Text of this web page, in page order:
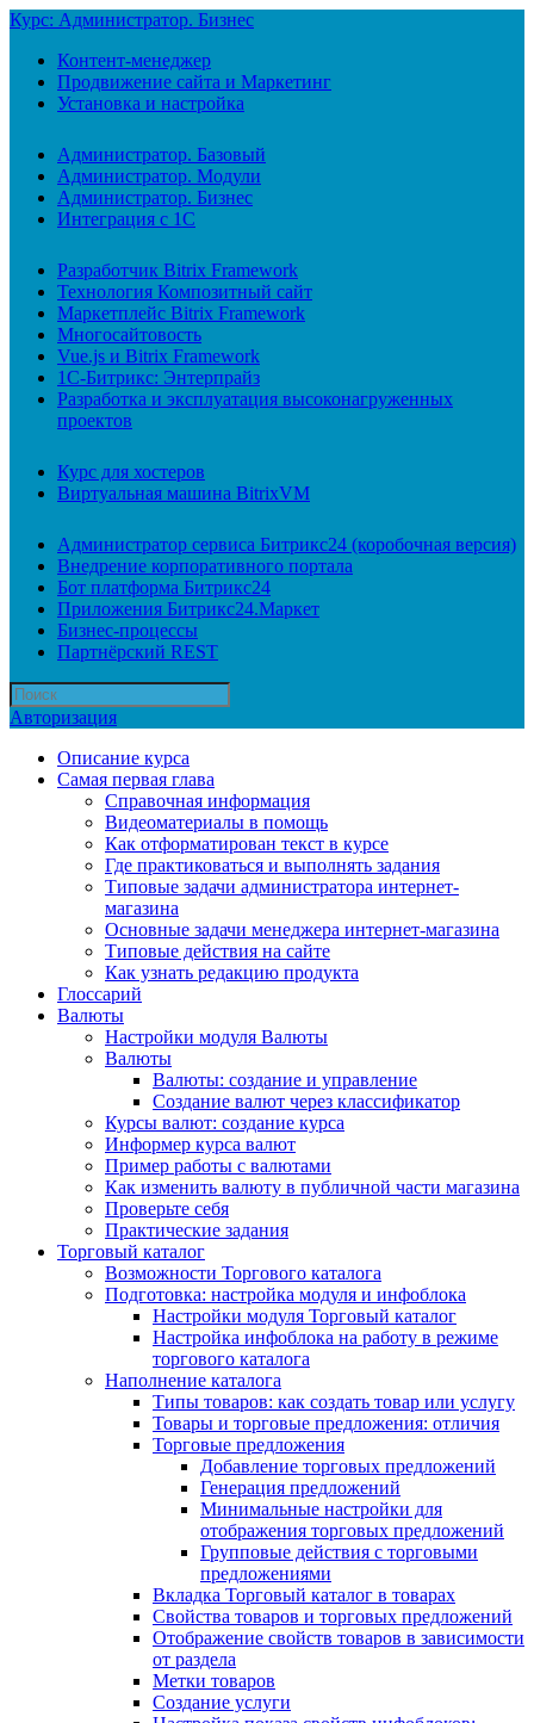
Курс: Администратор. Бизнес
Контент-менеджер
Продвижение сайта и Маркетинг
Установка и настройка
Администратор. Базовый
Администратор. Модули
Администратор. Бизнес
Интеграция с 1С
Разработчик Bitrix Framework
Технология Композитный сайт
Маркетплейс Bitrix Framework
Многосайтовость
Vue.js и Bitrix Framework
1С-Битрикс: Энтерпрайз
Разработка и эксплуатация высоконагруженных
проектов
Курс для хостеров
Виртуальная машина BitrixVM
Администратор сервиса Битрикс24 (коробочная версия)
Внедрение корпоративного портала
Бот платформа Битрикс24
Приложения Битрикс24.Маркет
Бизнес-процессы
Партнёрский REST
Авторизация
Описание курса
Самая первая глава
Справочная информация
Видеоматериалы в помощь
Как отформатирован текст в курсе
Где практиковаться и выполнять задания
Типовые задачи администратора интернет-
магазина
Основные задачи менеджера интернет-магазина
Типовые действия на сайте
Как узнать редакцию продукта
Глоссарий
Валюты
Настройки модуля Валюты
Валюты
Валюты: создание и управление
Создание валют через классификатор
Курсы валют: создание курса
Информер курса валют
Пример работы с валютами
Как изменить валюту в публичной части магазина
Проверьте себя
Практические задания
Торговый каталог
Возможности Торгового каталога
Подготовка: настройка модуля и инфоблока
Настройки модуля Торговый каталог
Настройка инфоблока на работу в режиме
торгового каталога
Наполнение каталога
Типы товаров: как создать товар или услугу
Товары и торговые предложения: отличия
Торговые предложения
Добавление торговых предложений
Генерация предложений
Минимальные настройки для
отображения торговых предложений
Групповые действия с торговыми
предложениями
Вкладка Торговый каталог в товарах
Свойства товаров и торговых предложений
Отображение свойств товаров в зависимости
от раздела
Метки товаров
Создание услуги